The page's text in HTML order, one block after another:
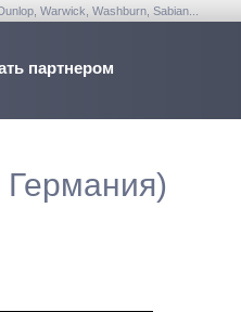
Warwick, Washburn, Sabian...
партнером